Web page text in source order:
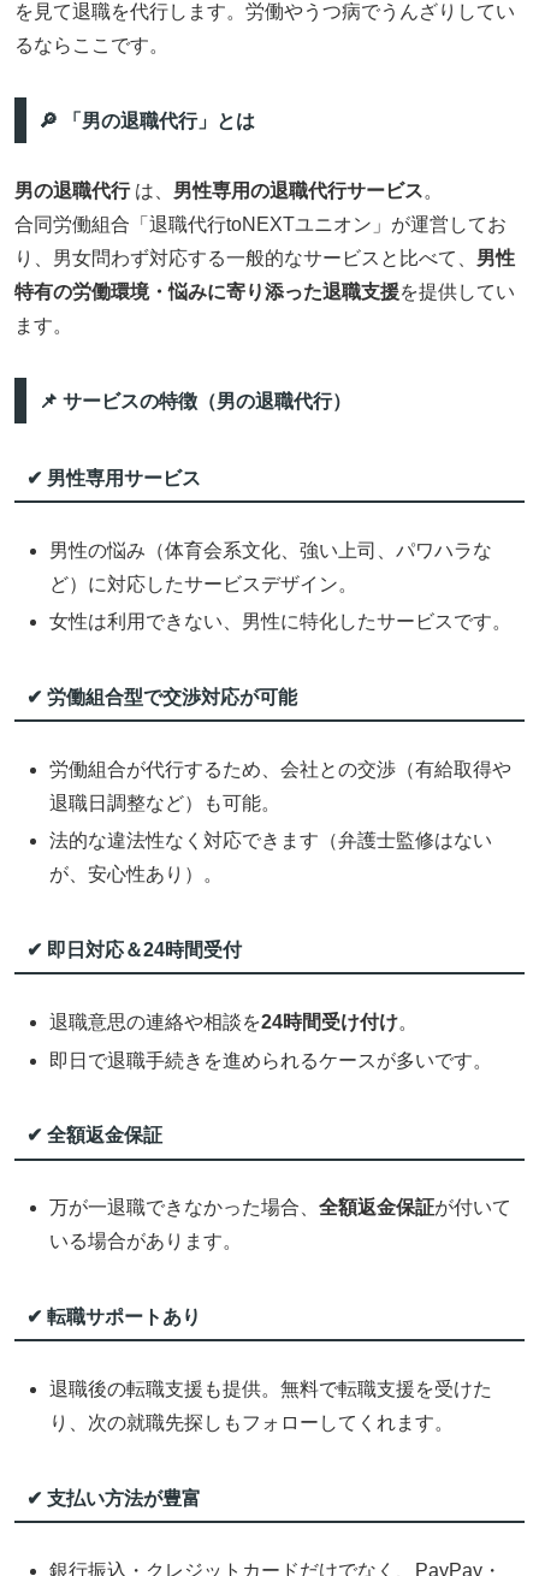
を見て退職を代行します。労働やうつ病でうんざりしてい
るならここです。
🔎 「男の退職代行」とは
男の退職代行は、 男性専用の退職代行サービス。
合同労働組合「退職代行toNEXTユニオン」が運営してお
り、男女問わず対応する一般的なサービスと比べて、 男性
特有の労働環境・悩みに寄り添った退職支援を提供してい
ます。
📌 サービスの特徴（男の退職代行）
✔ 男性専用サービス
男性の悩み（体育会系文化、強い上司、パワハラな
ど）に対応したサービスデザイン。
女性は利用できない、男性に特化したサービスです。
✔ 労働組合型で交渉対応が可能
労働組合が代行するため、会社との交渉（有給取得や
退職日調整など）も可能。
法的な違法性なく対応できます（弁護士監修はない
が、安心性あり）。
✔ 即日対応＆24時間受付
退職意思の連絡や相談を24時間受け付け。
即日で退職手続きを進められるケースが多いです。
✔ 全額返金保証
万が一退職できなかった場合、全額返金保証が付いて
いる場合があります。
✔ 転職サポートあり
退職後の転職支援も提供。無料で転職支援を受けた
り、次の就職先探しもフォローしてくれます。
✔ 支払い方法が豊富
銀行振込・クレジットカードだけでなく、PayPay・